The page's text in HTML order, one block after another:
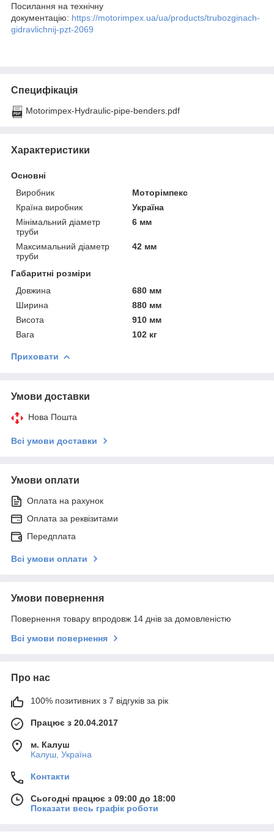
Посилання на технічну
документацію: https://motorimpex.ua/ua/products/trubozginach-
gidravlichnij-pzt-2069
Специфікація
Motorimpex-Hydraulic-pipe-benders.pdf
Характеристики
Основні
Виробник
Моторімпекс
Країна виробник
Україна
Мінімальний діаметр
труби
6 мм
Максимальний діаметр
труби
42 мм
Габаритні розміри
Довжина
680 мм
Ширина
880 мм
Висота
910 мм
Вага
102 кг
Приховати
Умови доставки
Нова Пошта
Всі умови доставки
Умови оплати
Оплата на рахунок
Оплата за реквізитами
Передплата
Всі умови оплати
Умови повернення
Повернення товару впродовж 14 днів за домовленістю
Всі умови повернення
Про нас
100% позитивних з 7 відгуків за рік
Працює з 20.04.2017
м. Калуш
Калуш, Україна
Контакти
Сьогодні працює з 09:00 до 18:00
Показати весь графік роботи